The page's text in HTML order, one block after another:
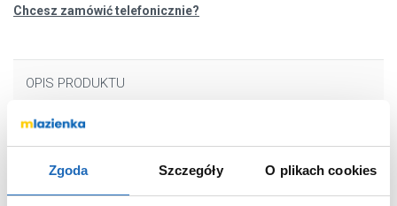
Zgoda Szczegóły O plikach cookies
Chcesz zamówić telefonicznie?
OPIS PRODUKTU
Profil